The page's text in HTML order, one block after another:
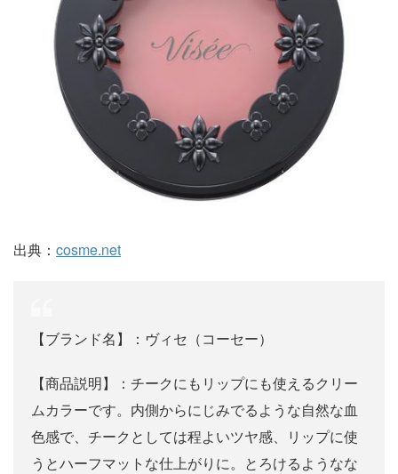
出典： cosme.net
【ブランド名】：ヴィセ（コーセー）
【商品説明】：チークにもリップにも使えるクリー
ムカラーです。内側からにじみでるような自然な血
色感で、チークとしては程よいツヤ感、リップに使
うとハーフマットな仕上がりに。とろけるようなな